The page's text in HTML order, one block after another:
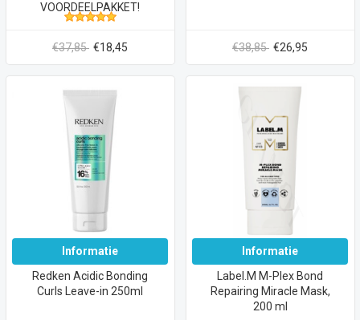
VOORDEELPAKKET!
€37,85 €18,45 €38,85 €26,95
Informatie
Redken Acidic Bonding
Curls Leave-in 250ml
Informatie
Label.M M-Plex Bond
Repairing Miracle Mask,
200 ml